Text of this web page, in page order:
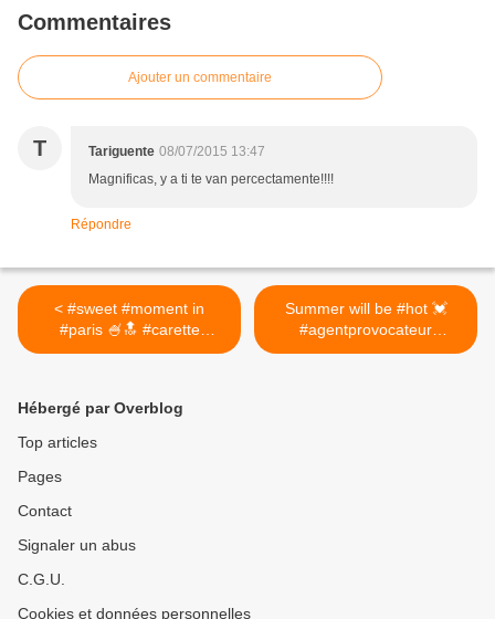
Commentaires
Ajouter un commentaire
T Tariguente 08/07/2015 13:47
Magnificas, y a ti te van percectamente!!!!
Répondre
< #sweet #moment in
#paris 🍧🔝 #carette
#icecream #fresh #delicious
Carette)
Summer will be #hot 💓
#agentprovocateur
@themissap
Hébergé par Overblog
Top articles
Pages
Contact
Signaler un abus
C.G.U.
Cookies et données personnelles